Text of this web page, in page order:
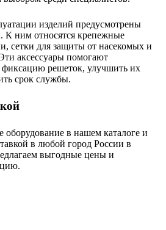
изделий предусмотрены
К ним относятся крепежные
сетки для защиты от насекомых и
аксессуары помогают
решеток, улучшить их
срок службы.
оборудование в нашем каталоге и
в любой город России в
выгодные цены и